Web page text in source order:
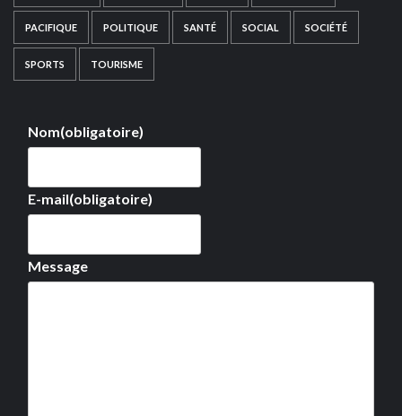
PACIFIQUE POLITIQUE SANTÉ SOCIAL SOCIÉTÉ
SPORTS TOURISME
Nom(obligatoire)
E-mail(obligatoire)
Message